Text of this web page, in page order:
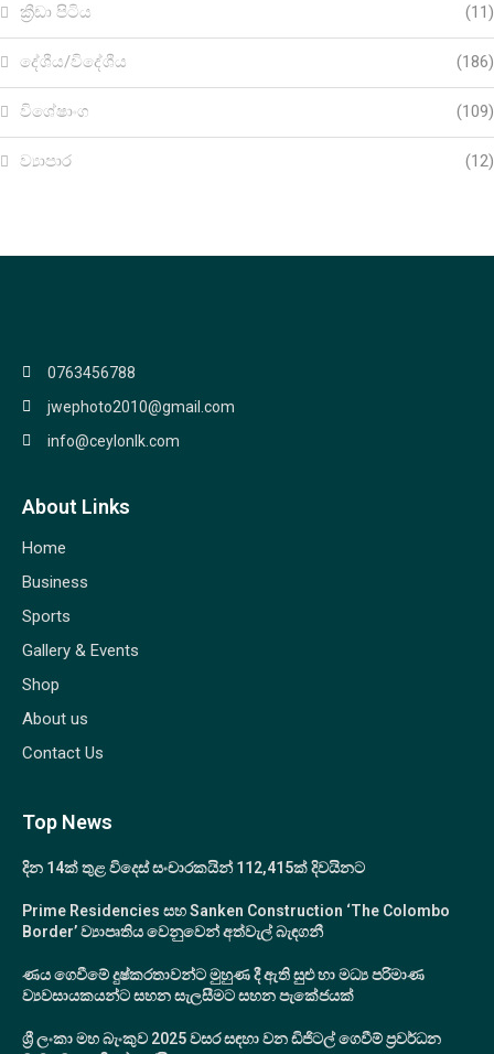
ක්‍රීඩා පිටිය (11)
දේශීය/විදේශීය (186)
විශේෂාංග (109)
ව්‍යාපාර (12)
0763456788
jwephoto2010@gmail.com
info@ceylonlk.com
About Links
Home
Business
Sports
Gallery & Events
Shop
About us
Contact Us
Top News
දින 14ක් තුළ විදෙස් සංචාරකයින් 112,415ක් දිවයිනට
Prime Residencies සහ Sanken Construction ‘The Colombo
Border’ ව්‍යාපෘතිය වෙනුවෙන් අත්වැල් බැඳගනී
ණය ගෙවීමේ දුෂ්කරතාවන්ට මුහුණ දී ඇති සුළු හා මධ්‍ය පරිමාණ
ව්‍යවසායකයන්ට සහන සැලසීමට සහන පැකේජයක්
ශ්‍රී ලංකා මහ බැංකුව 2025 වසර සඳහා වන ඩිජිටල් ගෙවීම් ප්‍රවර්ධන